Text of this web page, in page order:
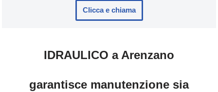
Clicca e chiama
IDRAULICO a Arenzano
garantisce manutenzione sia